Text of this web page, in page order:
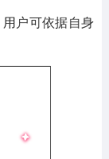
户可依据自身